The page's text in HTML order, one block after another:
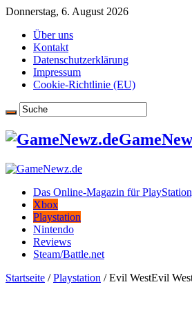
Donnerstag, 6. August 2026
Über uns
Kontakt
Datenschutzerklärung
Impressum
Cookie-Richtlinie (EU)
Das Online-Magazin für
Xbox
Playstation
Nintendo
Reviews
Steam/Battle.net
Startseite / Playstation / Evil WestEvil